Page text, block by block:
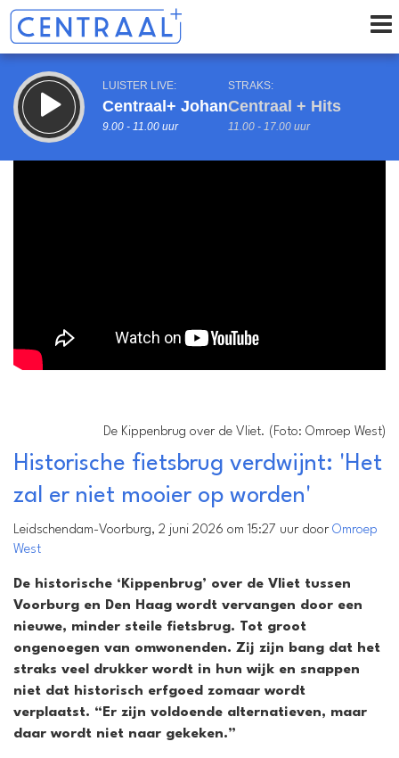
LUISTER LIVE:
Centraal+ Johan
9.00 - 11.00 uur
STRAKS:
Centraal + Hits
11.00 - 17.00 uur
De Kippenbrug over de Vliet. (Foto: Omroep West)
Historische fietsbrug verdwijnt: 'Het
zal er niet mooier op worden'
Leidschendam-Voorburg, 2 juni 2026 om 15:27 uur door Omroep
West
De historische ‘Kippenbrug’ over de Vliet tussen
Voorburg en Den Haag wordt vervangen door een
nieuwe, minder steile fietsbrug. Tot groot
ongenoegen van omwonenden. Zij zijn bang dat het
straks veel drukker wordt in hun wijk en snappen
niet dat historisch erfgoed zomaar wordt
verplaatst. “Er zijn voldoende alternatieven, maar
daar wordt niet naar gekeken.”